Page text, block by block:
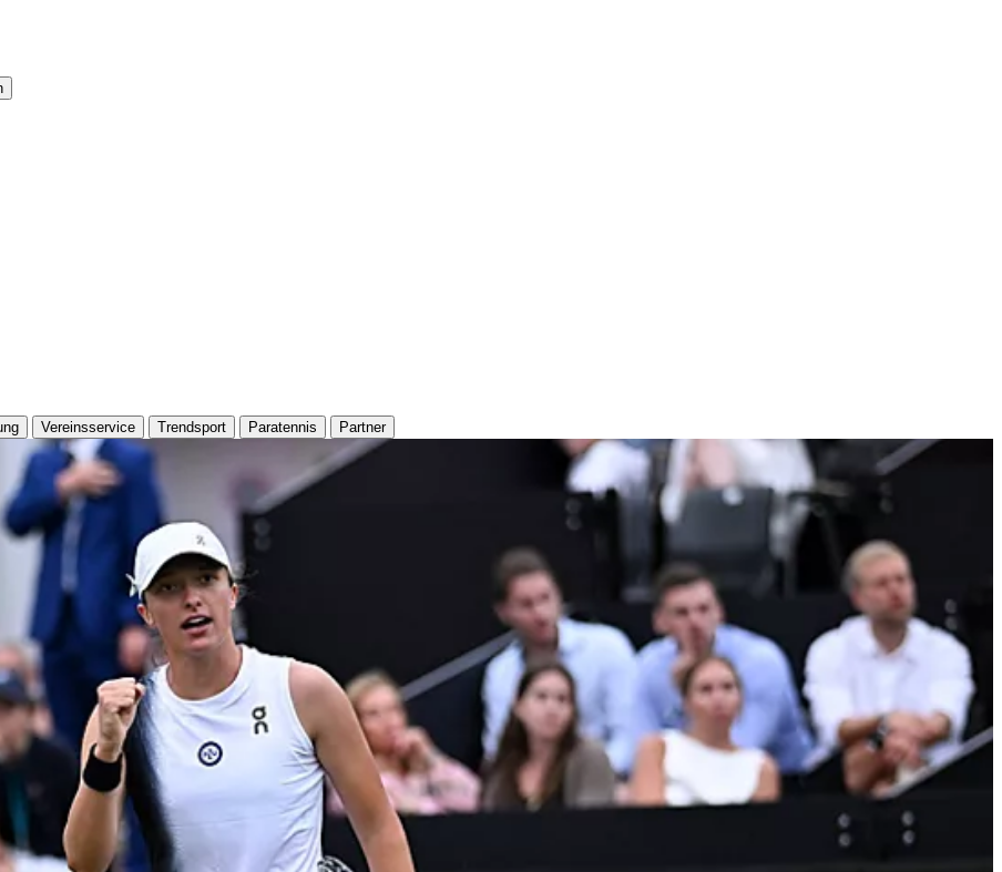
Vereinsservice Trendsport Paratennis Partner